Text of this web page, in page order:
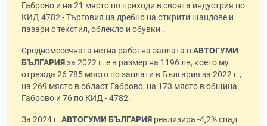
Габрово и на 21 място по приходи в своята индустрия по
КИД 4782 - Търговия на дребно на открити щандове и
пазари с текстил, облекло и обувки .
Средномесечната нетна работна заплата вАВТОГУМИ
БЪЛГАРИЯза 2022 г. е в размер на 1196 лв, което му
отрежда 26 785 място по заплати в България за 2022 г.,
на 269 място в област Габрово, на 173 място в община
Габрово и 76 по КИД - 4782.
За 2024 г. АВТОГУМИ БЪЛГАРИЯ реализира -4,2% спад